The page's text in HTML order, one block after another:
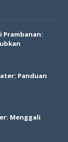
Prambanan:
Panduan
Menggali